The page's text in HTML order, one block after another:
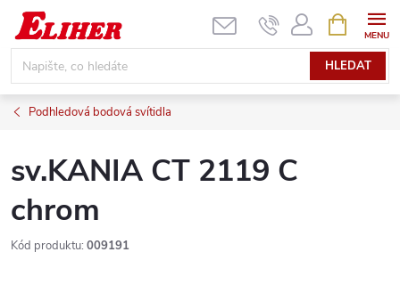
Přejít
obsah
HLEDAT
NÁKUPNÍ
KOŠÍK
Podhledová bodová svítidla
sv.KANIA CT 2119 C
chrom
Kód produktu: 009191